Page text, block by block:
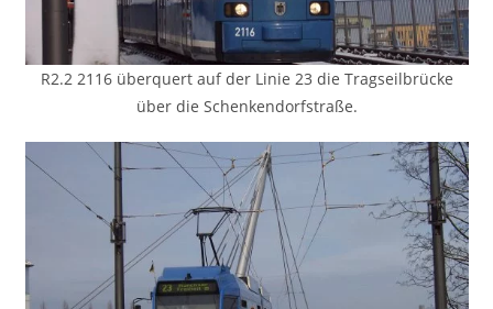
R2.2 2116 überquert auf der Linie 23 die Tragseilbrücke
über die Schenkendorfstraße.